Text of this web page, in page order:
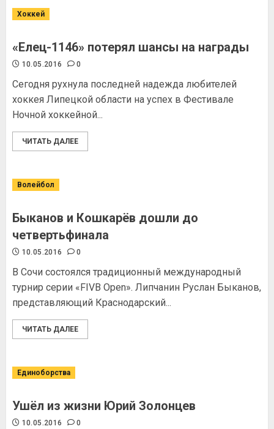
Хоккей
«Елец-1146» потерял шансы на награды
10.05.2016 0
Сегодня рухнула последней надежда любителей
хоккея Липецкой области на успех в Фестивале
Ночной хоккейной...
ЧИТАТЬ ДАЛЕЕ
Волейбол
Быканов и Кошкарёв дошли до
четвертьфинала
10.05.2016 0
В Сочи состоялся традиционный международный
турнир серии «FIVB Open». Липчанин Руслан Быканов,
представляющий Краснодарский...
ЧИТАТЬ ДАЛЕЕ
Единоборства
Ушёл из жизни Юрий Золонцев
10.05.2016 0